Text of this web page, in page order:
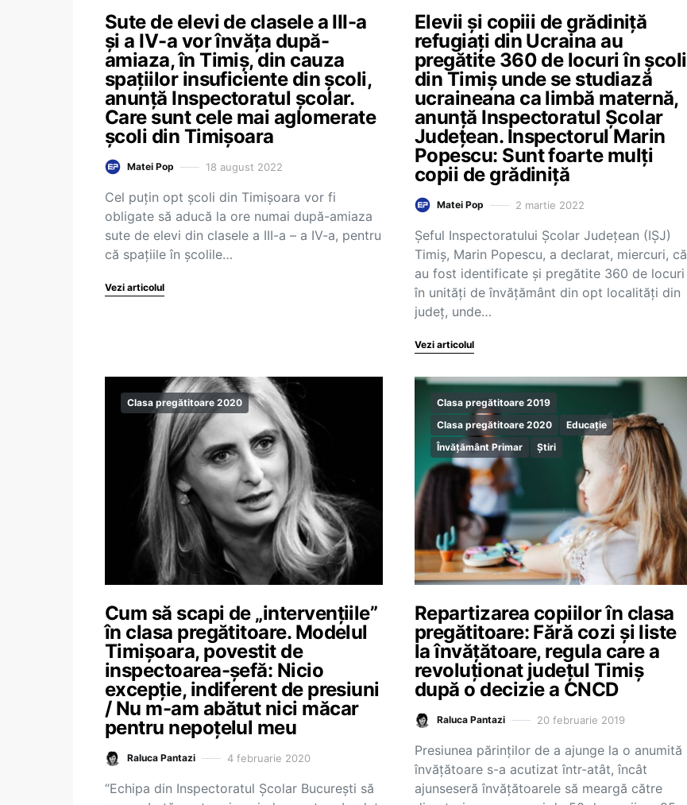
Sute de elevi de clasele a III-a
și a IV-a vor învăța după-
amiaza, în Timiș, din cauza
spațiilor insuficiente din școli,
anunță Inspectoratul școlar.
Care sunt cele mai aglomerate
școli din Timișoara
Matei Pop 18 august 2022
Cel puţin opt școli din Timişoara vor fi
obligate să aducă la ore numai după-amiaza
sute de elevi din clasele a III-a – a IV-a, pentru
că spaţiile în şcolile…
Vezi articolul
Elevii și copiii de grădiniță
refugiați din Ucraina au
pregătite 360 de locuri în școli
din Timiș unde se studiază
ucraineana ca limbă maternă,
anunță Inspectoratul Şcolar
Judeţean. Inspectorul Marin
Popescu: Sunt foarte mulţi
copii de grădiniţă
Matei Pop 2 martie 2022
Şeful Inspectoratului Şcolar Judeţean (IŞJ)
Timiş, Marin Popescu, a declarat, miercuri, că
au fost identificate şi pregătite 360 de locuri
în unităţi de învăţământ din opt localităţi din
judeţ, unde…
Vezi articolul
Clasa pregătitoare 2020
Cum să scapi de „intervențiile”
în clasa pregătitoare. Modelul
Timișoara, povestit de
inspectoarea-șefă: Nicio
excepție, indiferent de presiuni
/ Nu m-am abătut nici măcar
pentru nepoțelul meu
Raluca Pantazi 4 februarie 2020
“Echipa din Inspectoratul Școlar București să
Clasa pregătitoare 2019
Clasa pregătitoare 2020
Educație
Învățământ Primar
Știri
Repartizarea copiilor în clasa
pregătitoare: Fără cozi și liste
la învățătoare, regula care a
revoluționat județul Timiș
după o decizie a CNCD
Raluca Pantazi 20 februarie 2019
Presiunea părinților de a ajunge la o anumită
învățătoare s-a acutizat într-atât, încât
ajunseseră învățătoarele să meargă către